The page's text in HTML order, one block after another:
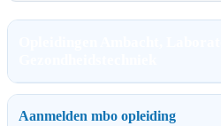
Aanmelden mbo opleiding